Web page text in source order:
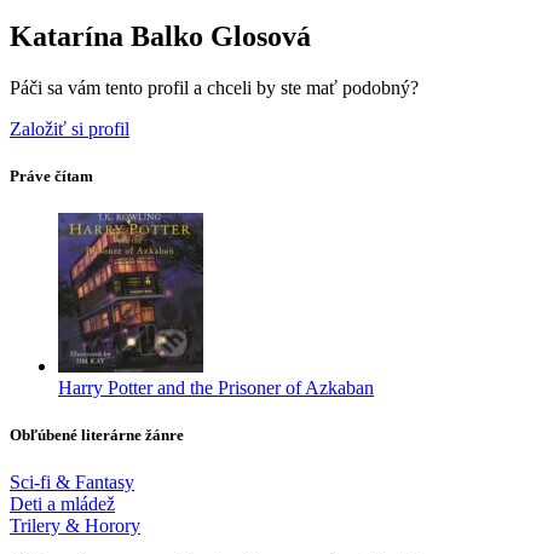
Katarína Balko Glosová
Páči sa vám tento profil a chceli by ste mať podobný?
Založiť si profil
Práve čítam
Harry Potter and the Prisoner of Azkaban
Obľúbené literárne žánre
Sci-fi & Fantasy
Deti a mládež
Trilery & Horory